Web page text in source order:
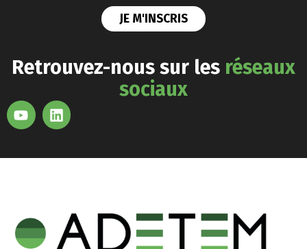
Retrouvez-nous sur les réseaux
sociaux